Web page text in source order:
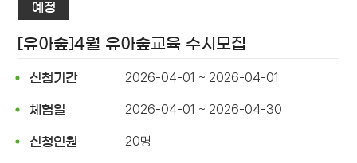
예정
[유아숲]4월 유아숲교육 수시모집
신청기간 2026-04-01 ~ 2026-04-01
체험일 2026-04-01 ~ 2026-04-30
신청인원 20명